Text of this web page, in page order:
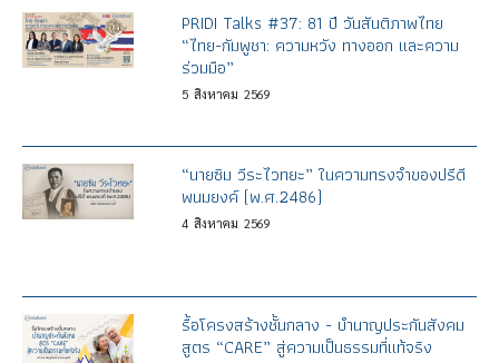
PRIDI Talks #37: 81 ปี วันสันติภาพไทย
“ไทย-กัมพูชา: ความหวัง ทางออก และความ
ร่วมมือ”
5 สิงหาคม 2569
“นายซิม วีระไวทยะ” ในความทรงจำของปรีดี
พนมยงค์ (พ.ศ.2486)
4 สิงหาคม 2569
รื้อโครงสร้างชั้นกลาง - บำนาญประกันสังคม
สูตร “CARE” สู่ความเป็นธรรมที่แท้จริง